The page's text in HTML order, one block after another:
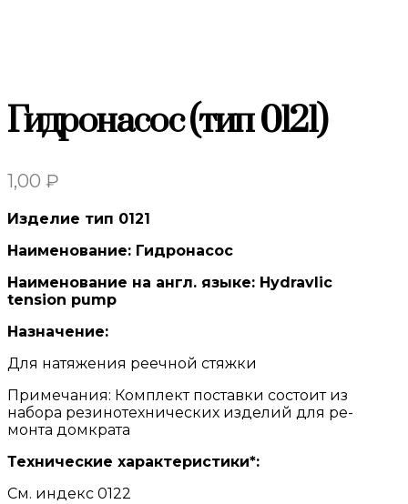
Гидронасос (тип 0121)
1,00 ₽
Изделие тип 0121
Наименование: Гидронасос
Наименование на англ. языке: Hydravlic
tension pump
Назначение:
Для натяжения реечной стяжки
Примечания: Комплект поставки состо­ит из
набора резинотехни­ческих изделий для ре­
монта домкрата
Технические характеристики*:
См. индекс 0122